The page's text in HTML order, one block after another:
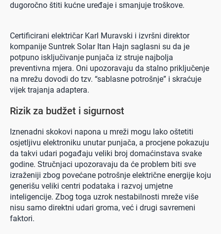
dugoročno štiti kućne uređaje i smanjuje troškove.
Certificirani električar Karl Muravski i izvršni direktor
kompanije Suntrek Solar Itan Hajn saglasni su da je
potpuno isključivanje punjača iz struje najbolja
preventivna mjera. Oni upozoravaju da stalno priključenje
na mrežu dovodi do tzv. “sablasne potrošnje” i skraćuje
vijek trajanja adaptera.
Rizik za budžet i sigurnost
Iznenadni skokovi napona u mreži mogu lako oštetiti
osjetljivu elektroniku unutar punjača, a procjene pokazuju
da takvi udari pogađaju veliki broj domaćinstava svake
godine. Stručnjaci upozoravaju da će problem biti sve
izraženiji zbog povećane potrošnje električne energije koju
generišu veliki centri podataka i razvoj umjetne
inteligencije. Zbog toga uzrok nestabilnosti mreže više
nisu samo direktni udari groma, već i drugi savremeni
faktori.